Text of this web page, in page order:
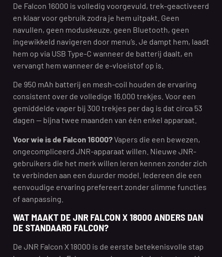
De Falcon 16000 is volledig voorgevuld, trek-geactiveerd
en klaar voor gebruik zodra je hem uitpakt. Geen
navullen, geen moduskeuze, geen Bluetooth, geen
ingewikkeld navigeren door menu’s. Je dampt hem, laadt
hem op via USB Type-C wanneer de batterij daalt, en
vervangt hem wanneer de e-vloeistof op is.
De 950 mAh batterij en mesh-coil houden de ervaring
consistent over de volledige 16.000 trekjes. Voor een
gemiddelde vaper bij 300 trekjes per dag is dat circa 53
dagen — bijna twee maanden van één enkel apparaat.
Voor wie is de Falcon 16000?Vapers die een bewezen,
ongecompliceerd JNR-apparaat willen. Nieuwe JNR-
gebruikers die het merk willen leren kennen zonder zich
te verbinden aan een duurder model. Iedereen die een
eenvoudige ervaring prefereert zonder slimme functies
of aanpassing.
WAT MAAKT DE JNR FALCON X 18000 ANDERS DAN
DE STANDAARD FALCON?
De JNR Falcon X 18000 is de eerste betekenisvolle stap